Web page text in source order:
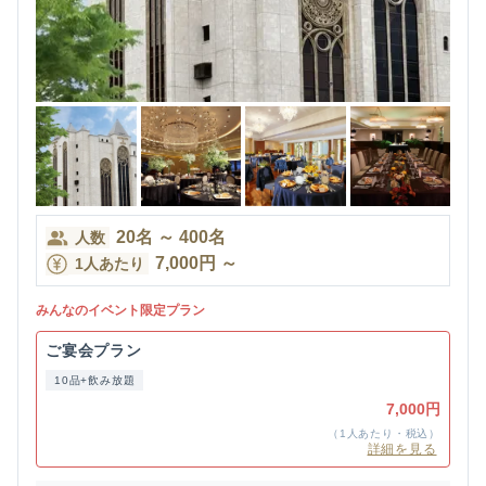
人数 20名 ～ 400名
1人あたり 7,000円 ～
みんなのイベント限定プラン
ご宴会プラン
10品+飲み放題
7,000円
（1人あたり・税込）
詳細を見る